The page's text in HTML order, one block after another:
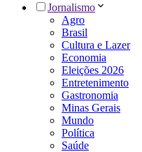
Jornalismo
Agro
Brasil
Cultura e Lazer
Economia
Eleições 2026
Entretenimento
Gastronomia
Minas Gerais
Mundo
Política
Saúde